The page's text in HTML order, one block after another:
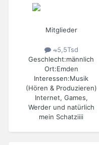
Mitglieder
45,5Tsd
Geschlecht:männlich
Ort:Emden
Interessen:Musik
(Hören & Produzieren)
Internet, Games,
Werder und natürlich
mein Schatziiii